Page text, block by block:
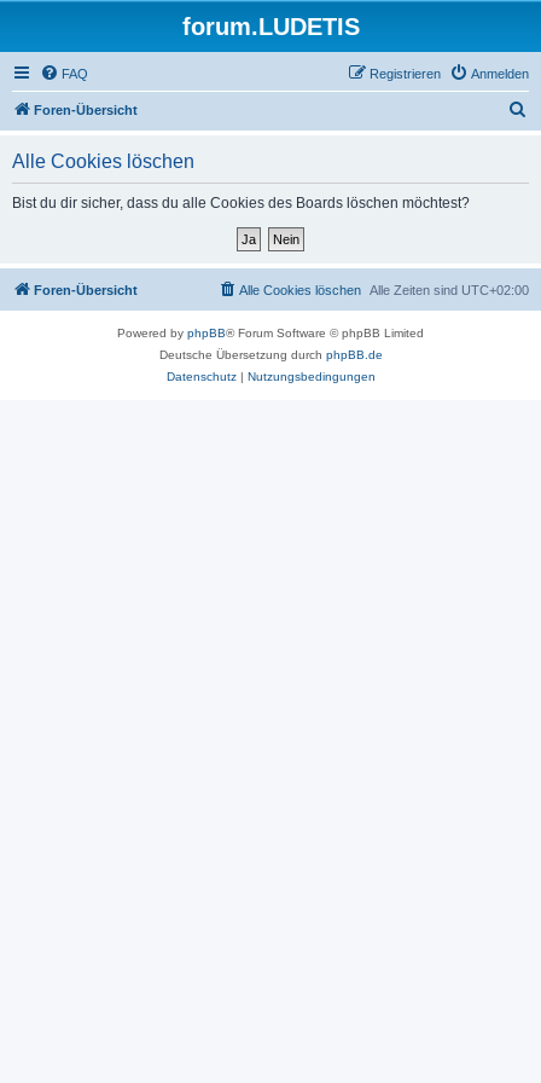
forum.LUDETIS
FAQ Anmelden
Registrieren
Foren-Übersicht
Alle Cookies löschen
Bist du dir sicher, dass du alle Cookies des Boards löschen möchtest?
Foren-Übersicht Alle Zeiten sind UTC+02:00
Alle Cookies löschen
Powered by phpBB® Forum Software © phpBB Limited
Deutsche Übersetzung durch phpBB.de
Datenschutz| Nutzungsbedingungen